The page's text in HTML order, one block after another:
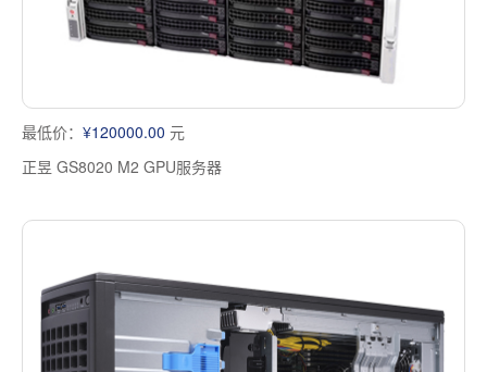
边缘计算服务器
最低价： ¥120000.00 元
正昱 GS8020 M2 GPU服务器